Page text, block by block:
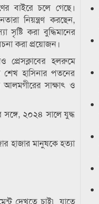
বাইরে চলে গেছে।
নিয়ন্ত্রণ করছেন,
সৃষ্টি করা বুদ্ধিমানের
করা প্রয়োজন।
প্রেসক্লাবের হলরুমে
শেখ হাসিনার পতনের
সাক্ষাৎ ও
সঙ্গে, ২০২৪ সালে যুদ্ধ
হাজার মানুষকে হত্যা
দেখতে চাই৷ যাতে